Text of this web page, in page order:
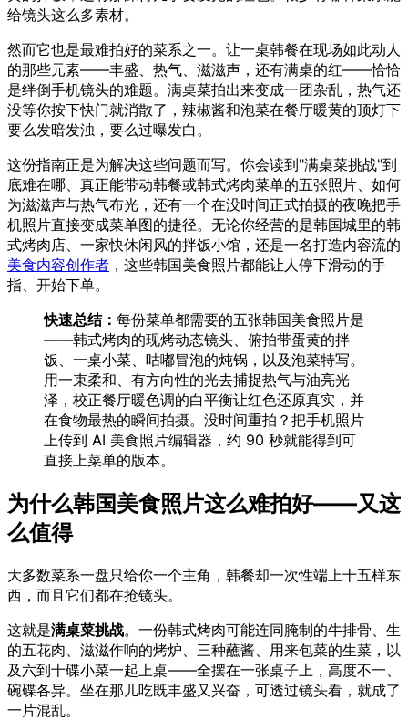
给镜头这么多素材。
然而它也是最难拍好的菜系之一。让一桌韩餐在现场如此动人
的那些元素——丰盛、热气、滋滋声，还有满桌的红——恰恰
是绊倒手机镜头的难题。满桌菜拍出来变成一团杂乱，热气还
没等你按下快门就消散了，辣椒酱和泡菜在餐厅暖黄的顶灯下
要么发暗发浊，要么过曝发白。
这份指南正是为解决这些问题而写。你会读到"满桌菜挑战"到
底难在哪、真正能带动韩餐或韩式烤肉菜单的五张照片、如何
为滋滋声与热气布光，还有一个在没时间正式拍摄的夜晚把手
机照片直接变成菜单图的捷径。无论你经营的是韩国城里的韩
式烤肉店、一家快休闲风的拌饭小馆，还是一名打造内容流的
美食内容创作者 ，这些韩国美食照片都能让人停下滑动的手
指、开始下单。
快速总结： 每份菜单都需要的五张韩国美食照片是
——韩式烤肉的现烤动态镜头、俯拍带蛋黄的拌
饭、一桌小菜、咕嘟冒泡的炖锅，以及泡菜特写。
用一束柔和、有方向性的光去捕捉热气与油亮光
泽，校正餐厅暖色调的白平衡让红色还原真实，并
在食物最热的瞬间拍摄。没时间重拍？把手机照片
上传到 AI 美食照片编辑器，约 90 秒就能得到可
直接上菜单的版本。
为什么韩国美食照片这么难拍好——又这
么值得
大多数菜系一盘只给你一个主角，韩餐却一次性端上十五样东
西，而且它们都在抢镜头。
这就是满桌菜挑战。一份韩式烤肉可能连同腌制的牛排骨、生
的五花肉、滋滋作响的烤炉、三种蘸酱、用来包菜的生菜，以
及六到十碟小菜一起上桌——全摆在一张桌子上，高度不一、
碗碟各异。坐在那儿吃既丰盛又兴奋，可透过镜头看，就成了
一片混乱。